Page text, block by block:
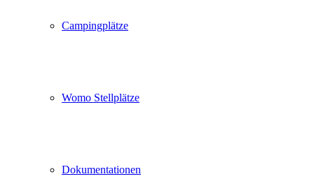
Campingplätze
Womo Stellplätze
Dokumentationen